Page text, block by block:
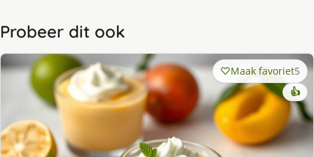
Probeer dit ook
Maak favoriet5
👍